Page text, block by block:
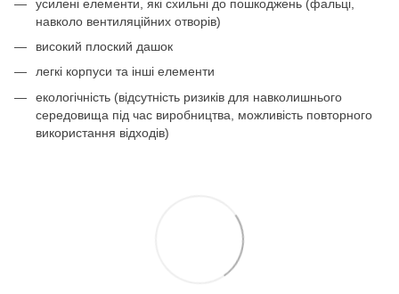
усилені елементи, які схильні до пошкоджень (фальці,
навколо вентиляційних отворів)
високий плоский дашок
легкі корпуси та інші елементи
екологічність (відсутність ризиків для навколишнього
середовища під час виробництва, можливість повторного
використання відходів)